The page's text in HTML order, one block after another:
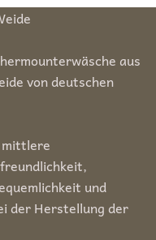
aus
von deutschen
mittlere
und
der Herstellung der